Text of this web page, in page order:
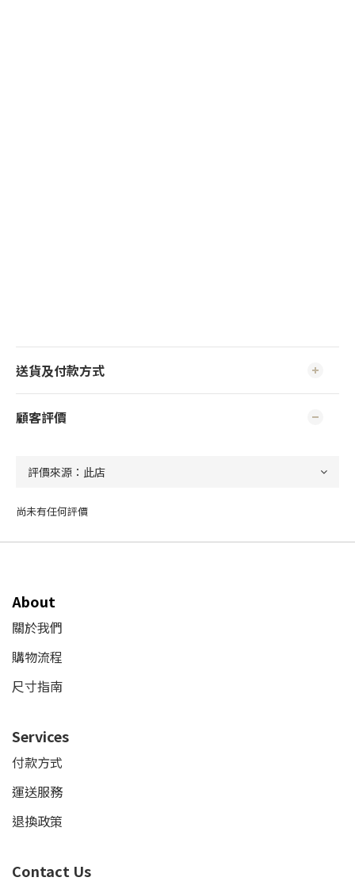
送貨及付款方式
顧客評價
尚未有任何評價
About
關於我們
購物流程
尺寸指南
Services
付款方式
運送服務
退換政策
Contact Us